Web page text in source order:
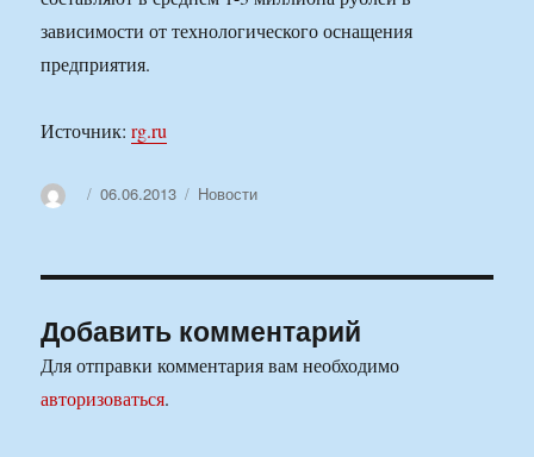
зависимости от технологического оснащения
предприятия.
Источник:rg.ru
АвторОпубликовано
06.06.2013 Рубрики
Новости
Добавить комментарий
Для отправки комментария вам необходимо
авторизоваться.